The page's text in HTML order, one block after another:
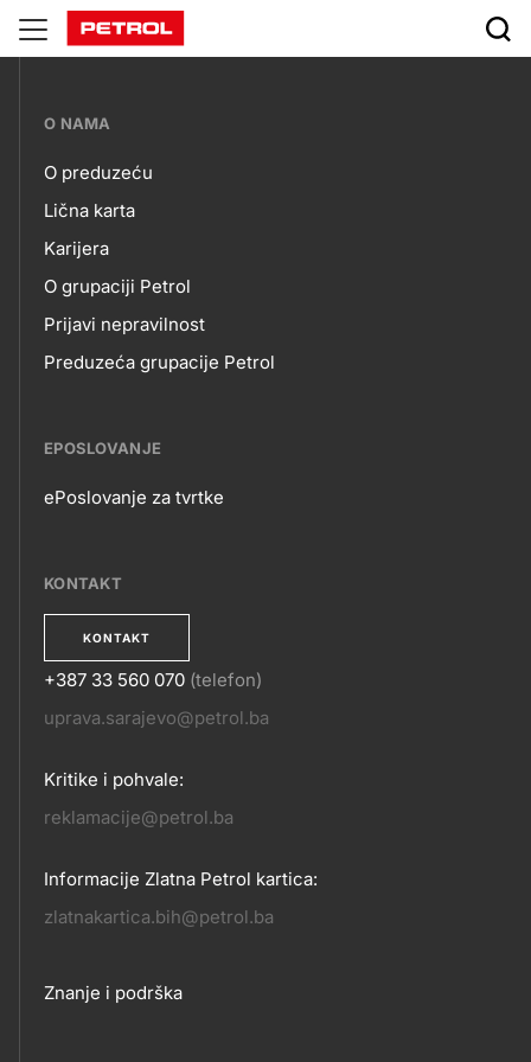
Ulaznice
???
skupno.footer-
title???
O NAMA
O
NAMA
O preduzeću
Lična karta
Karijera
O grupaciji Petrol
Prijavi nepravilnost
Preduzeća grupacije Petrol
EPOSLOVANJE
ePoslovanje za tvrtke
KONTAKT
KONTAKT
KONTAKT
+387 33 560 070 (telefon)
uprava.sarajevo@petrol.ba
Kritike i pohvale:
reklamacije@petrol.ba
Informacije Zlatna Petrol kartica:
zlatnakartica.bih@petrol.ba
Footer
Znanje i podrška